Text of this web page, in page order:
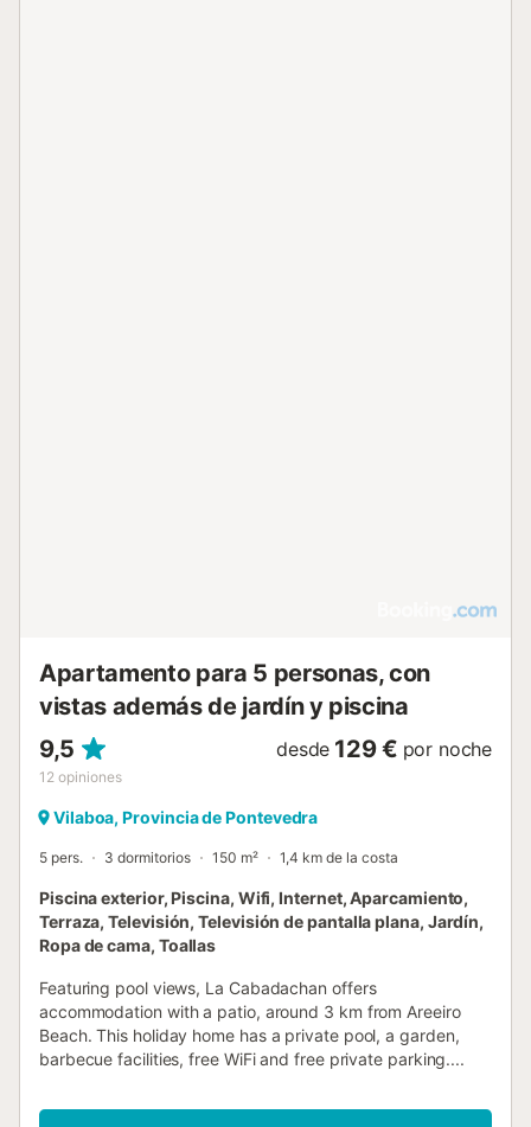
Apartamento para 5 personas, con
vistas además de jardín y piscina
9,5
12 opiniones
desde 129 € por noche
Vilaboa, Provincia de Pontevedra
5 pers. 3 dormitorios 150 m² 1,4 km de la costa
Piscina exterior, Piscina, Wifi, Internet, Aparcamiento,
Terraza, Televisión, Televisión de pantalla plana, Jardín,
Ropa de cama, Toallas
Featuring pool views, La Cabadachan offers
accommodation with a patio, around 3 km from Areeiro
Beach. This holiday home has a private pool, a garden,
barbecue facilities, free WiFi and free private parking....